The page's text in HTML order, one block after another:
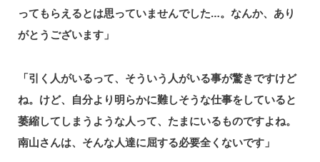
ってもらえるとは思っていませんでした…。なんか、あり
がとうございます」
「引く人がいるって、そういう人がいる事が驚きですけど
ね。けど、自分より明らかに難しそうな仕事をしていると
萎縮してしまうような人って、たまにいるものですよね。
南山さんは、そんな人達に屈する必要全くないです」